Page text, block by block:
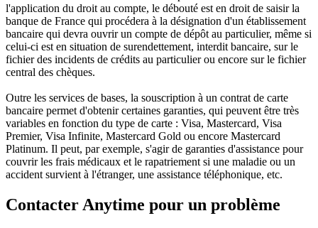
l'application du droit au compte, le débouté est en droit de saisir la
banque de France qui procédera à la désignation d'un établissement
bancaire qui devra ouvrir un compte de dépôt au particulier, même si
celui-ci est en situation de surendettement, interdit bancaire, sur le
fichier des incidents de crédits au particulier ou encore sur le fichier
central des chèques.
Outre les services de bases, la souscription à un contrat de carte
bancaire permet d'obtenir certaines garanties, qui peuvent être très
variables en fonction du type de carte : Visa, Mastercard, Visa
Premier, Visa Infinite, Mastercard Gold ou encore Mastercard
Platinum. Il peut, par exemple, s'agir de garanties d'assistance pour
couvrir les frais médicaux et le rapatriement si une maladie ou un
accident survient à l'étranger, une assistance téléphonique, etc.
Contacter Anytime pour un problème